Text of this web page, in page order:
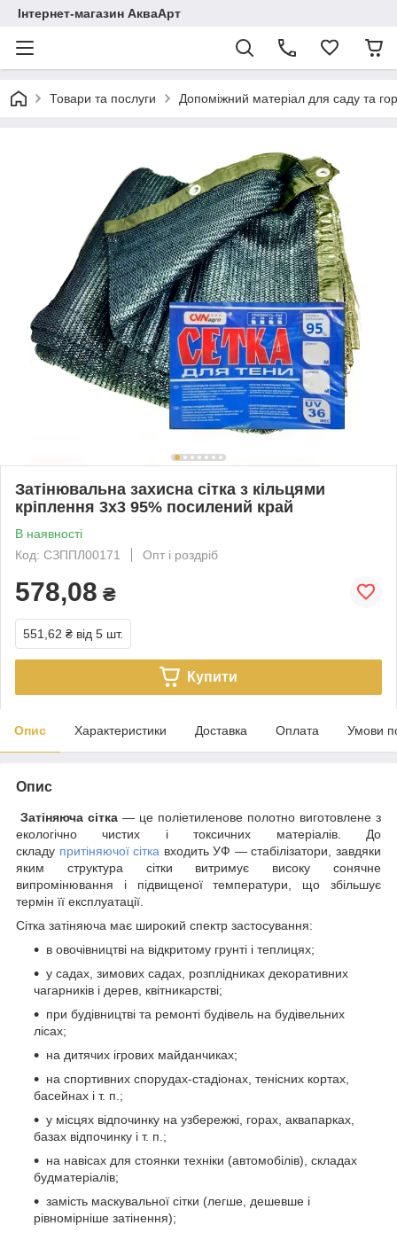
Інтернет-магазин АкваАрт
Товари та послуги Допоміжний матеріал для саду та
Затінювальна захисна сітка з кільцями
кріплення 3х3 95% посилений край
В наявності
Код: СЗППЛ00171
Опт і роздріб
578,08 ₴
551,62 ₴ від 5 шт.
Купити
Опис Характеристики Доставка Оплата Умови
Опис
Затіняюча сітка — це поліетиленове полотно виготовлене з
екологічно чистих і токсичних матеріалів. До
складу притіняючої сітка входить УФ — стабілізатори, завдяки
яким структура сітки витримує високу сонячне
випромінювання і підвищеної температури, що збільшує
термін її експлуатації.
Сітка затіняюча має широкий спектр застосування:
в овочівництві на відкритому грунті і теплицях;
у садах, зимових садах, розплідниках декоративних
чагарників і дерев, квітникарстві;
при будівництві та ремонті будівель на будівельних
лісах;
на дитячих ігрових майданчиках;
на спортивних спорудах-стадіонах, тенісних кортах,
басейнах і т. п.;
у місцях відпочинку на узбережжі, горах, аквапарках,
базах відпочинку і т. п.;
на навісах для стоянки техніки (автомобілів), складах
будматеріалів;
замість маскувальної сітки (легше, дешевше і
рівномірніше затінення);